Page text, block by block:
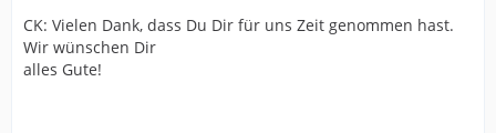
CK: Vielen Dank, dass Du Dir für uns Zeit genommen hast.
Wir wünschen Dir
alles Gute!